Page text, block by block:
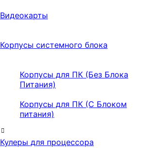
Видеокарты
Корпусы системного блока
Корпусы для ПК (Без Блока
Питания)
Корпусы для ПК (С Блоком
питания)
Кулеры для процессора